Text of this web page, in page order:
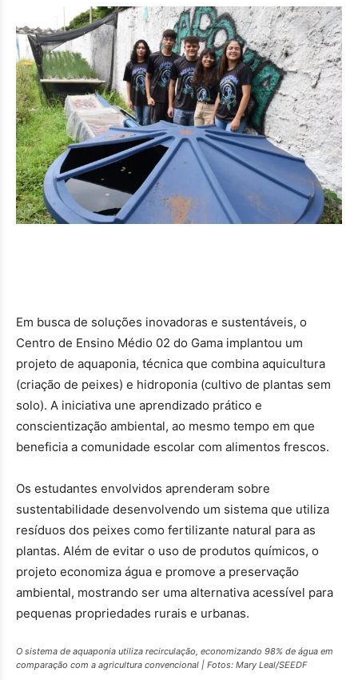
Em busca de soluções inovadoras e sustentáveis, o
Centro de Ensino Médio 02 do Gama implantou um
projeto de aquaponia, técnica que combina aquicultura
(criação de peixes) e hidroponia (cultivo de plantas sem
solo). A iniciativa une aprendizado prático e
conscientização ambiental, ao mesmo tempo em que
beneficia a comunidade escolar com alimentos frescos.
Os estudantes envolvidos aprenderam sobre
sustentabilidade desenvolvendo um sistema que utiliza
resíduos dos peixes como fertilizante natural para as
plantas. Além de evitar o uso de produtos químicos, o
projeto economiza água e promove a preservação
ambiental, mostrando ser uma alternativa acessível para
pequenas propriedades rurais e urbanas.
O sistema de aquaponia utiliza recirculação, economizando 98% de água em
comparação com a agricultura convencional | Fotos: Mary Leal/SEEDF